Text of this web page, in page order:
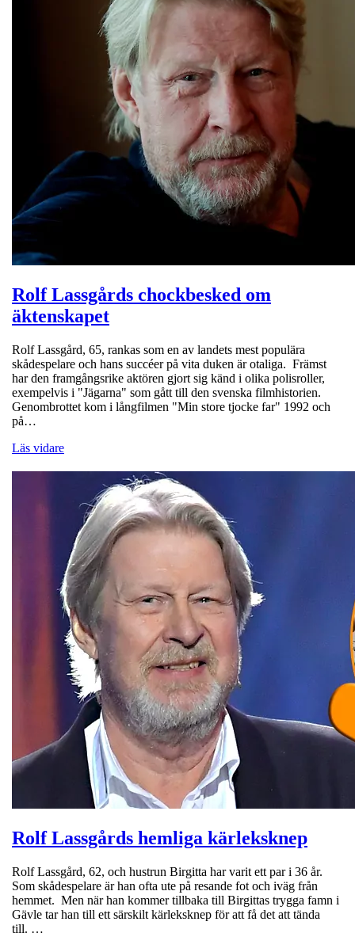
Rolf Lassgårds chockbesked om
äktenskapet
Rolf Lassgård, 65, rankas som en av landets mest populära
skådespelare och hans succéer på vita duken är otaliga. Främst
har den framgångsrike aktören gjort sig känd i olika polisroller,
exempelvis i "Jägarna" som gått till den svenska filmhistorien.
Genombrottet kom i långfilmen "Min store tjocke far" 1992 och
på…
Läs vidare
Rolf Lassgårds hemliga kärleksknep
Rolf Lassgård, 62, och hustrun Birgitta har varit ett par i 36 år.
Som skådespelare är han ofta ute på resande fot och iväg från
hemmet. Men när han kommer tillbaka till Birgittas trygga famn i
Gävle tar han till ett särskilt kärleksknep för att få det att tända
till. …